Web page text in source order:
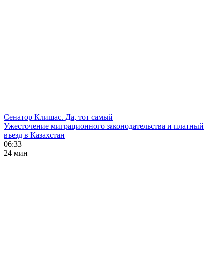
Сенатор Клишас. Да, тот самый
Ужесточение миграционного законодательства и платный
въезд в Казахстан
06:33
24 мин